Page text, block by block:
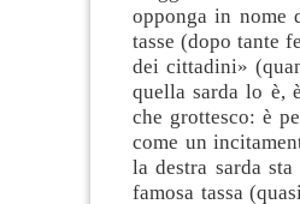
opponga in nome
tasse (dopo tante
dei cittadini»
quella sarda lo è,
che grottesco: è
come un
la destra sarda
famosa tassa